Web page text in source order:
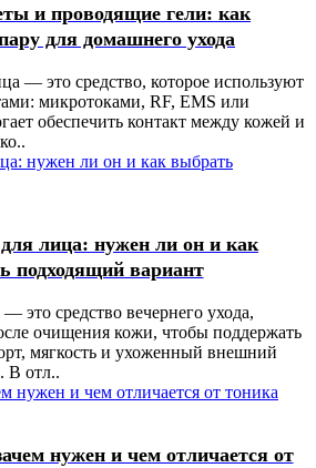
и проводящие гели: как
для домашнего ухода
— это средство, которое используют
микротоками, RF, EMS или
обеспечить контакт между кожей и
лица: нужен ли он и как
подходящий вариант
это средство вечернего ухода,
очищения кожи, чтобы поддержать
мягкость и ухоженный внешний
В отл..
нужен и чем отличается от